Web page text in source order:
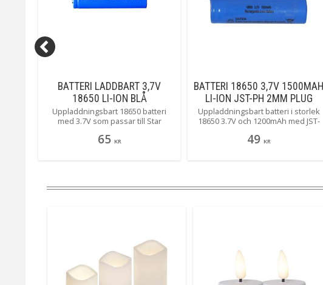
BATTERI LADDBART 3,7V
18650 LI-ION BLÅ
Uppladdningsbart 18650 batteri
med 3.7V som passar till Star
denna storlek och volt.
65 KR
BATTERI 18650 3,7V 1500MAH
LI-ION JST-PH 2MM PLUG
Uppladdningsbart batteri i storlek
18650 3.7V och 1200mAh med JST-
solcellsbatteri och till Star Tradings
49 KR